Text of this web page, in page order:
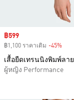
Sale price
฿599
฿1,100 ราคาเดิม -45%
เสื้อยืดเทรนนิงพิมพ์ลาย
ผู้หญิง Performance